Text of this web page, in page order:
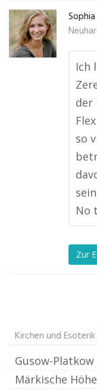
Ich
der
so
No
Zur
Kirchen und
Gusow-Platkow
Märkische Höhe